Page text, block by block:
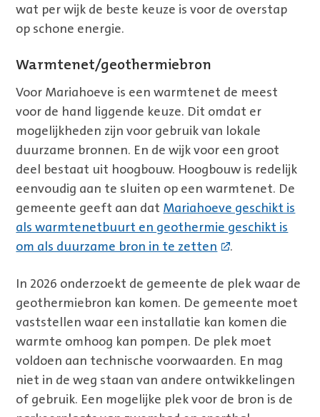
wat per wijk de beste keuze is voor de overstap
op schone energie.
Warmtenet/geothermiebron
Voor Mariahoeve is een warmtenet de meest
voor de hand liggende keuze. Dit omdat er
mogelijkheden zijn voor gebruik van lokale
duurzame bronnen. En de wijk voor een groot
deel bestaat uit hoogbouw. Hoogbouw is redelijk
eenvoudig aan te sluiten op een warmtenet. De
gemeente geeft aan dat Mariahoeve geschikt is
als warmtenetbuurt en geothermie geschikt is
om als duurzame bron in te zetten
.
In 2026 onderzoekt de gemeente de plek waar de
geothermiebron kan komen. De gemeente moet
vaststellen waar een installatie kan komen die
warmte omhoog kan pompen. De plek moet
voldoen aan technische voorwaarden. En mag
niet in de weg staan van andere ontwikkelingen
of gebruik. Een mogelijke plek voor de bron is de